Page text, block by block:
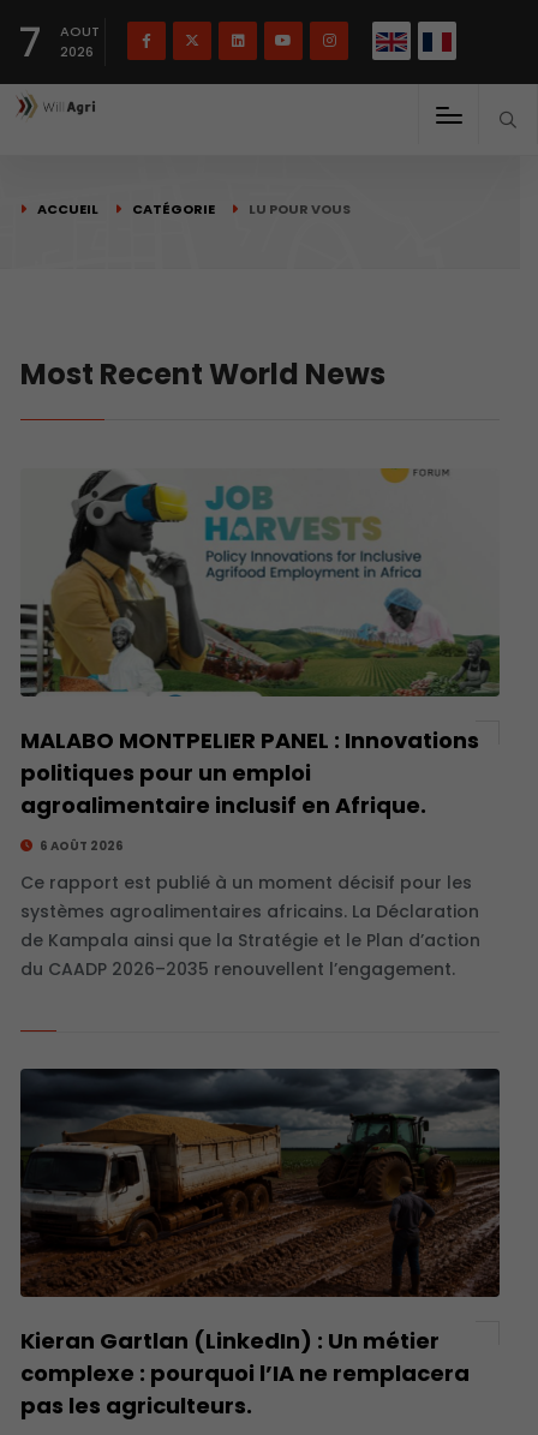
7
AOUT
2026
ACCUEIL CATÉGORIE LU POUR VOUS
Most Recent World News
MALABO MONTPELIER PANEL : Innovations
politiques pour un emploi
agroalimentaire inclusif en Afrique.
6 AOÛT 2026
Ce rapport est publié à un moment décisif pour les
systèmes agroalimentaires africains. La Déclaration
de Kampala ainsi que la Stratégie et le Plan d’action
du CAADP 2026–2035 renouvellent l’engagement.
Kieran Gartlan (LinkedIn) : Un métier
complexe : pourquoi l’IA ne remplacera
pas les agriculteurs.
Français English(English)